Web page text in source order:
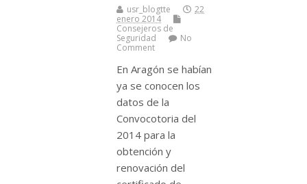
usr_blogtte
22
enero 2014
Consejeros de
Seguridad
No
Comment
En Aragón se habí­an
ya se conocen los
datos de la
Convocotoria del
2014 para la
obtención y
renovación del